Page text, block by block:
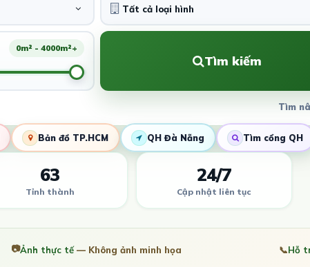
0m² - 4000m²+
Tìm kiếm
Tìm
Bản đồ TP.HCM QH Đà Nẵng Tìm cổng QH
63
Tỉnh thành
24/7
Cập nhật liên tục
📷Ảnh thực tế— Không ảnh minh họa 📞Hỗ